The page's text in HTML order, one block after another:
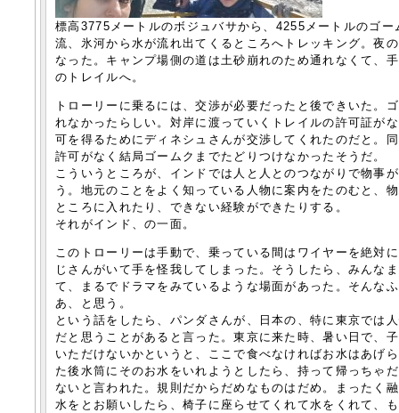
標高3775メートルのボジュバサから、4255メートルのゴ
流、氷河から水が流れ出てくるところへトレッキング。夜
なった。キャンプ場側の道は土砂崩れのため通れなくて、
のトレイルへ。
トローリーに乗るには、交渉が必要だったと後できいた。
れなかったらしい。対岸に渡っていくトレイルの許可証が
可を得るためにディネシュさんが交渉してくれたのだと。
許可がなく結局ゴームクまでたどりつけなかったそうだ。
こういうところが、インドでは人と人とのつながりで物事
う。地元のことをよく知っている人物に案内をたのむと、
ところに入れたり、できない経験ができたりする。
それがインド、の一面。
このトローリーは手動で、乗っている間はワイヤーを絶対
じさんがいて手を怪我してしまった。そうしたら、みんな
て、まるでドラマをみているような場面があった。そんな
あ、と思う。
という話をしたら、パンダさんが、日本の、特に東京では
だと思うことがあると言った。東京に来た時、暑い日で、
いただけないかというと、ここで食べなければお水はあげ
た後水筒にそのお水をいれようとしたら、持って帰っちゃ
ないと言われた。規則だからだめなものはだめ。まったく
水をとお願いしたら、椅子に座らせてくれて水をくれて、